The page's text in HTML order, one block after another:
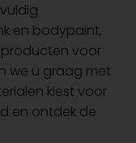
en bodypaint,
producten voor
we u graag met
kiest voor
en ontdek de